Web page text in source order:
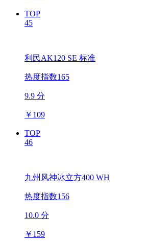
TOP
45
利民AK120 SE 标准
热度指数165
9.9 分
￥ 109
TOP
46
九州风神冰立方400 WH
热度指数156
10.0 分
￥ 159